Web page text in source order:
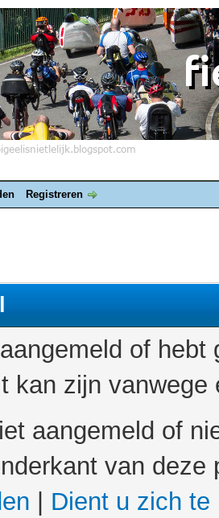
Registreren
of
kan zijn
aangemeld of
van
Dient u zich te